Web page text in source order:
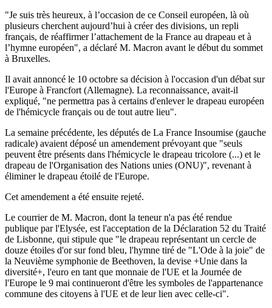
"Je suis très heureux, à l’occasion de ce Conseil européen, là où
plusieurs cherchent aujourd’hui à créer des divisions, un repli
français, de réaffirmer l’attachement de la France au drapeau et à
l’hymne européen", a déclaré M. Macron avant le début du sommet
à Bruxelles.
Il avait annoncé le 10 octobre sa décision à l'occasion d'un débat sur
l'Europe à Francfort (Allemagne). La reconnaissance, avait-il
expliqué, "ne permettra pas à certains d'enlever le drapeau européen
de l'hémicycle français ou de tout autre lieu".
La semaine précédente, les députés de La France Insoumise (gauche
radicale) avaient déposé un amendement prévoyant que "seuls
peuvent être présents dans l'hémicycle le drapeau tricolore (...) et le
drapeau de l'Organisation des Nations unies (ONU)", revenant à
éliminer le drapeau étoilé de l'Europe.
Cet amendement a été ensuite rejeté.
Le courrier de M. Macron, dont la teneur n'a pas été rendue
publique par l'Elysée, est l'acceptation de la Déclaration 52 du Traité
de Lisbonne, qui stipule que "le drapeau représentant un cercle de
douze étoiles d'or sur fond bleu, l'hymne tiré de "L'Ode à la joie" de
la Neuvième symphonie de Beethoven, la devise +Unie dans la
diversité+, l'euro en tant que monnaie de l'UE et la Journée de
l'Europe le 9 mai continueront d'être les symboles de l'appartenance
commune des citoyens à l'UE et de leur lien avec celle-ci".